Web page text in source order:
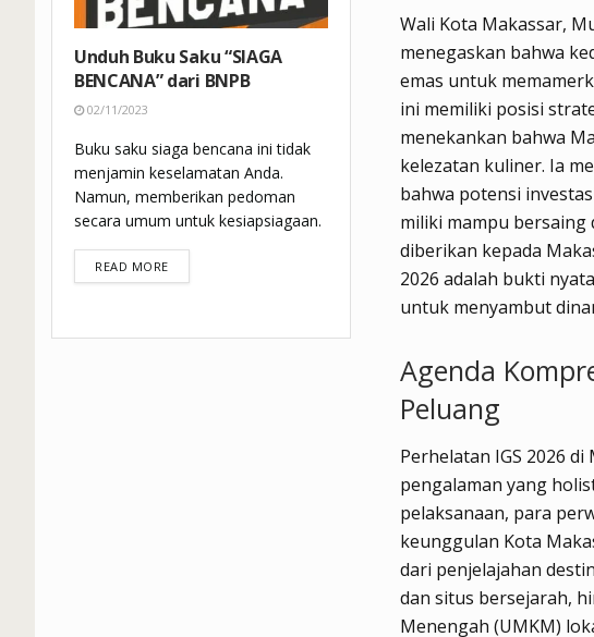
Wali Kota Makassar,
menegaskan bahwa
emas untuk
ini memiliki posisi
menekankan bahwa
kelezatan kuliner. Ia
bahwa potensi
miliki mampu bersaing
diberikan kepada
2026 adalah bukti
untuk menyambut
Agenda
Peluang
Perhelatan IGS 2026
pengalaman yang
pelaksanaan, para
keunggulan Kota
dari penjelajahan
dan situs bersejarah,
Menengah (UMKM)
Unduh Buku Saku “SIAGA
BENCANA” dari BNPB
02/11/2023
Buku saku siaga bencana ini tidak
menjamin keselamatan Anda.
Namun, memberikan pedoman
secara umum untuk kesiapsiagaan.
READ MOREDETAILS